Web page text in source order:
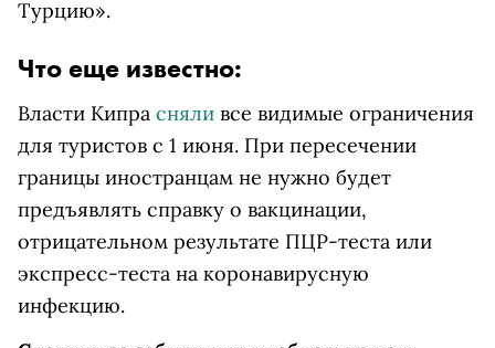
Турцию».
Что еще известно:
Власти Кипра сняли все видимые ограничения
для туристов с 1 июня. При пересечении
границы иностранцам не нужно будет
предъявлять справку о вакцинации,
отрицательном результате ПЦР-теста или
экспресс-теста на коронавирусную
инфекцию.